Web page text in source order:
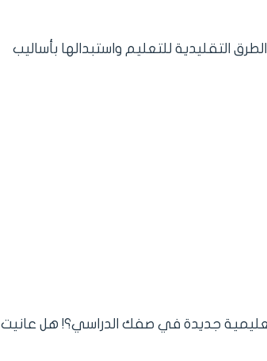
التقليدية للتعليم واستبدالها بأساليب
جديدة في صفك الدراسي؟! هل عانيت